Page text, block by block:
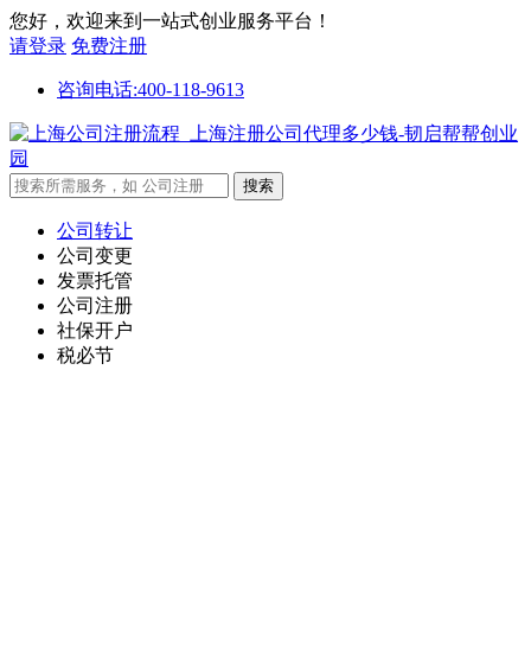
您好，欢迎来到一站式创业服务平台！
请登录 免费注册
咨询电话:400-118-9613
公司转让
公司变更
发票托管
公司注册
社保开户
税必节